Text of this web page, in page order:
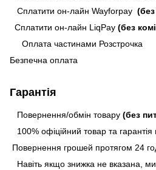
Сплатити он-лайн Wayforpay (без
Сплатити он-лайн LiqPay (без
Оплата частинами Розстрочка
Безпечна оплата
Гарантія
Повернення/обмін товару (без
100% офіційний товар та гарантія
Повернення грошей протягом 24
Навіть якщо знижка не вказана,